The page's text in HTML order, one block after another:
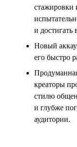
стажировки
и достигать
Новый
его быстро
креаторы
стилю
и глубже
аудитории.